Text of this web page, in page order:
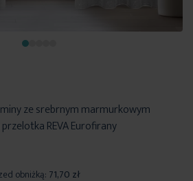
ze srebrnym marmurkowym
REVA Eurofirany
obniżką: 71,70 zł